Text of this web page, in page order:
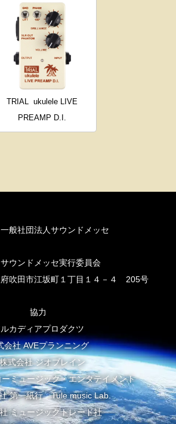
TRIAL
ukulele LIVE
PREAMP D.I.
般社団法人サウンドメッセ
ウンドメッセ実行委員会
吹田市江坂町１丁目１４－４ 205号
協力
カディアプロダクツ
会社 AVEプランニング
株式会社 ジオブレイン
ーミュージック・エンタテイメント
第一紙行 Tule music Lab.
ミュージックトレード社